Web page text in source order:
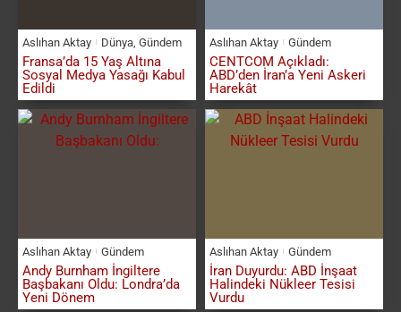
Aslıhan Aktay Dünya Gündem
Fransa’da 15 Yaş Altına
Sosyal Medya Yasağı Kabul
Edildi
Aslıhan Aktay Gündem
CENTCOM Açıkladı:
ABD’den İran’a Yeni Askeri
Harekât
Aslıhan Aktay Gündem
Andy Burnham İngiltere
Başbakanı Oldu: Londra’da
Yeni Dönem
Aslıhan Aktay Gündem
İran Duyurdu: ABD İnşaat
Halindeki Nükleer Tesisi
Vurdu